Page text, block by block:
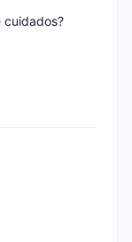
cuidados?